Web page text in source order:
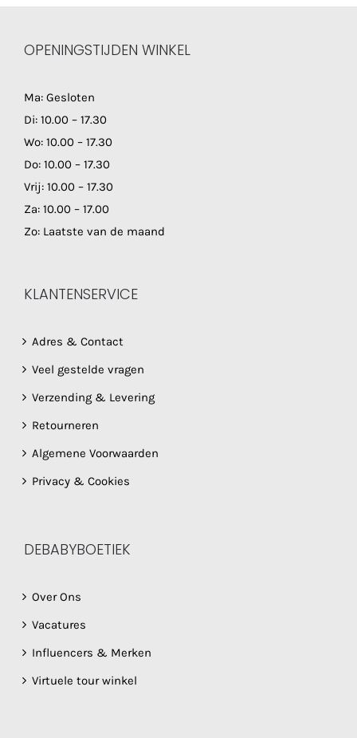
OPENINGSTIJDEN WINKEL
Ma: Gesloten
Di: 10.00 – 17.30
Wo: 10.00 – 17.30
Do: 10.00 – 17.30
Vrij: 10.00 – 17.30
Za: 10.00 – 17.00
Zo: Laatste van de maand
KLANTENSERVICE
Adres & Contact
Veel gestelde vragen
Verzending & Levering
Retourneren
Algemene Voorwaarden
Privacy & Cookies
DEBABYBOETIEK
Over Ons
Vacatures
Influencers & Merken
Virtuele tour winkel